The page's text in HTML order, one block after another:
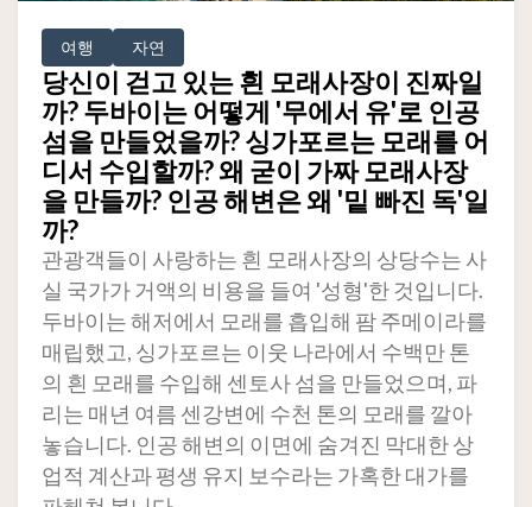
여행 자연
당신이 걷고 있는 흰 모래사장이 진짜일
까? 두바이는 어떻게 '무에서 유'로 인공
섬을 만들었을까? 싱가포르는 모래를 어
디서 수입할까? 왜 굳이 가짜 모래사장
을 만들까? 인공 해변은 왜 '밑 빠진 독'일
까?
관광객들이 사랑하는 흰 모래사장의 상당수는 사
실 국가가 거액의 비용을 들여 '성형'한 것입니다.
두바이는 해저에서 모래를 흡입해 팜 주메이라를
매립했고, 싱가포르는 이웃 나라에서 수백만 톤
의 흰 모래를 수입해 센토사 섬을 만들었으며, 파
리는 매년 여름 센강변에 수천 톤의 모래를 깔아
놓습니다. 인공 해변의 이면에 숨겨진 막대한 상
업적 계산과 평생 유지 보수라는 가혹한 대가를